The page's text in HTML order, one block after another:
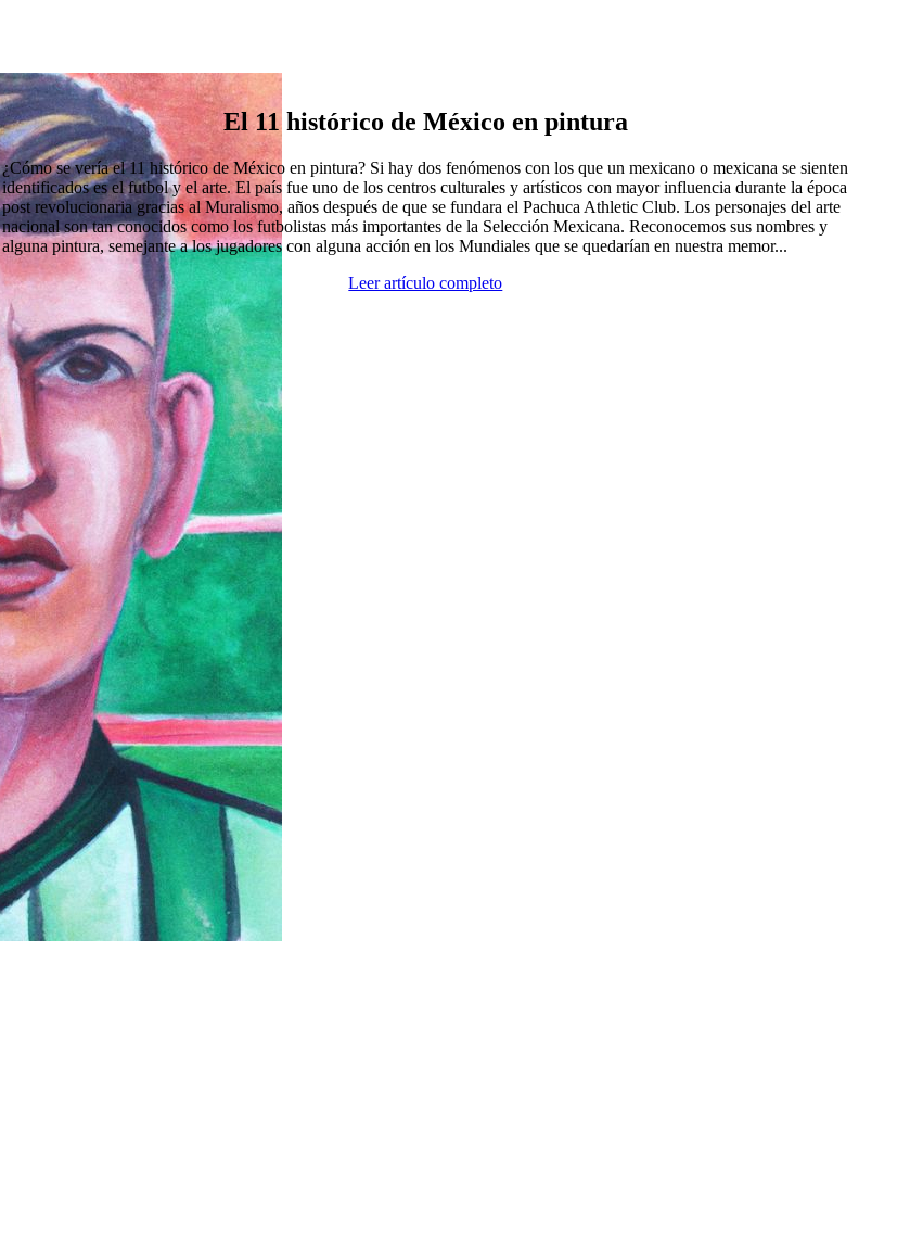
El 11 histórico de México en pintura
¿Cómo se vería el 11 histórico de México en pintura? Si hay dos fenómenos con los que un mexicano o mexicana se sienten
identificados es el futbol y el arte. El país fue uno de los centros culturales y artísticos con mayor influencia durante la época
post revolucionaria gracias al Muralismo, años después de que se fundara el Pachuca Athletic Club. Los personajes del arte
nacional son tan conocidos como los futbolistas más importantes de la Selección Mexicana. Reconocemos sus nombres y
alguna pintura, semejante a los jugadores con alguna acción en los Mundiales que se quedarían en nuestra memor...
Leer artículo completo